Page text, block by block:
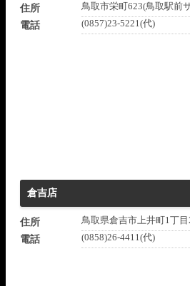
住所
鳥取市栄町623(鳥取駅前
電話
(0857)23-5221(代)
倉吉店
住所
鳥取県倉吉市上井町1丁目
電話
(0858)26-4411(代)